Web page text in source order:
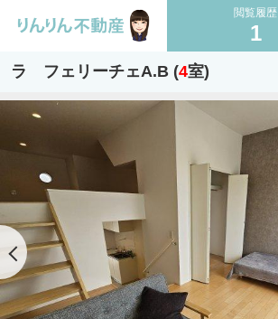
閲覧履歴
1
ラ フェリーチェA.B (4室)